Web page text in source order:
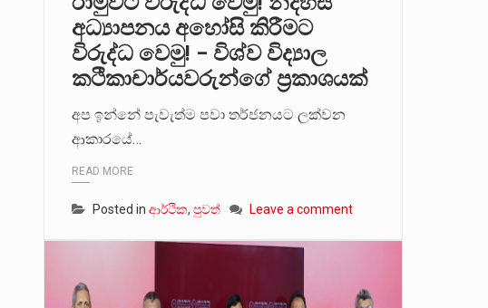
ගොවියන්ගේ ප්‍රශ්න, ධීවරයන්ගේ ප්‍රශ්න, සෞඛය
අධ්‍යාපනය අහෝසි කිරීමට
විරුද්ධ වෙමු! – විශ්ව විද්‍යාල
කථිකාචාර්යවරුන්ගේ ප‍්‍රකාශයක්
අප ඉන්නේ පැවැත්ම පවා තර්ජනයට ලක්වන
ආකාරයේ…
READ MORE
Posted in ආර්ථික, පුවත් Leave a comment